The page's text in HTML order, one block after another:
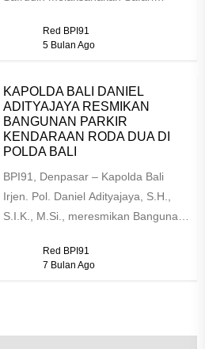
Darul Ihsan, Tanjung...
Red BPI91
5 Bulan Ago
KAPOLDA BALI DANIEL
ADITYAJAYA RESMIKAN
BANGUNAN PARKIR
KENDARAAN RODA DUA DI
POLDA BALI
BPI91, Denpasar – Kapolda Bali
Irjen. Pol. Daniel Adityajaya, S.H.,
S.I.K., M.Si., meresmikan Bangunan
Red BPI91
7 Bulan Ago